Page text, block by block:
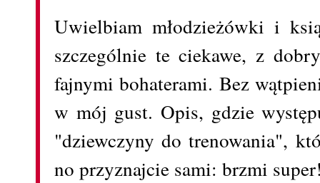
Uwielbiam młodzieżówki i
szczególnie te ciekawe, z
fajnymi bohaterami. Bez
w mój gust. Opis, gdzie
"dziewczyny do trenowania",
no przyznajcie sami: brzmi